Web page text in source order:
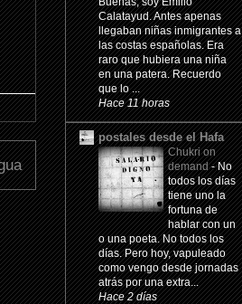
Calatayud. Antes apenas
llegaban niñas inmigrantes a
las costas españolas. Era
raro que hubiera una niña
en una patera. Recuerdo
que lo ...
Hace 11 horas
postales desde el Hafa
Chukri on
demand-No
todos los días
tiene uno la
fortuna de
hablar con un
o una poeta. No todos los
días. Pero hoy, vapuleado
como vengo desde jornadas
atrás por una extra...
Hace 2 días